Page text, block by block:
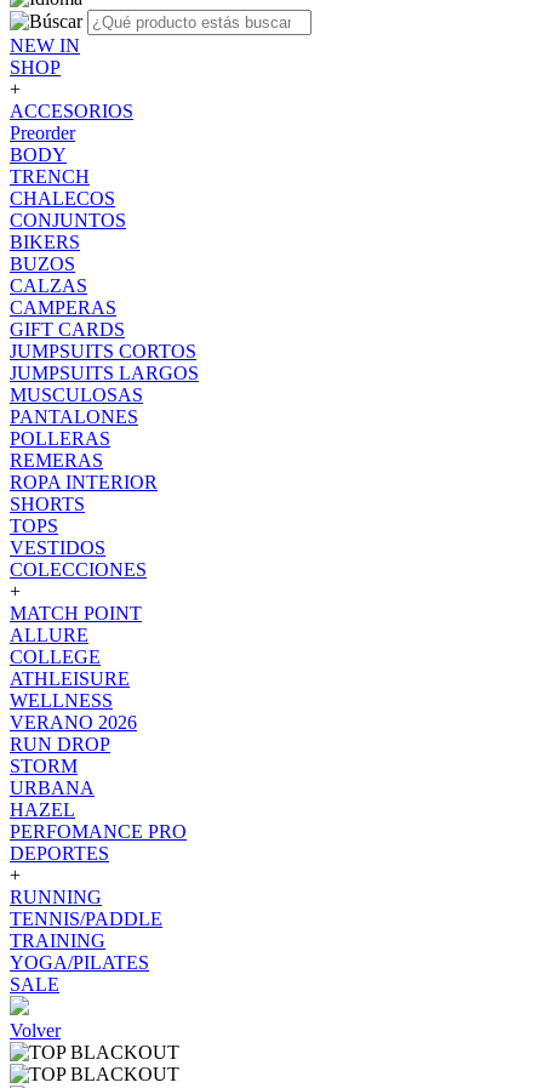
NEW IN
SHOP
+
ACCESORIOS
Preorder
BODY
TRENCH
CHALECOS
CONJUNTOS
BIKERS
BUZOS
CALZAS
CAMPERAS
GIFT CARDS
JUMPSUITS CORTOS
JUMPSUITS LARGOS
MUSCULOSAS
PANTALONES
POLLERAS
REMERAS
ROPA INTERIOR
SHORTS
TOPS
VESTIDOS
COLECCIONES
+
MATCH POINT
ALLURE
COLLEGE
ATHLEISURE
WELLNESS
VERANO 2026
RUN DROP
STORM
URBANA
HAZEL
PERFOMANCE PRO
DEPORTES
+
RUNNING
TENNIS/PADDLE
TRAINING
YOGA/PILATES
SALE
Volver